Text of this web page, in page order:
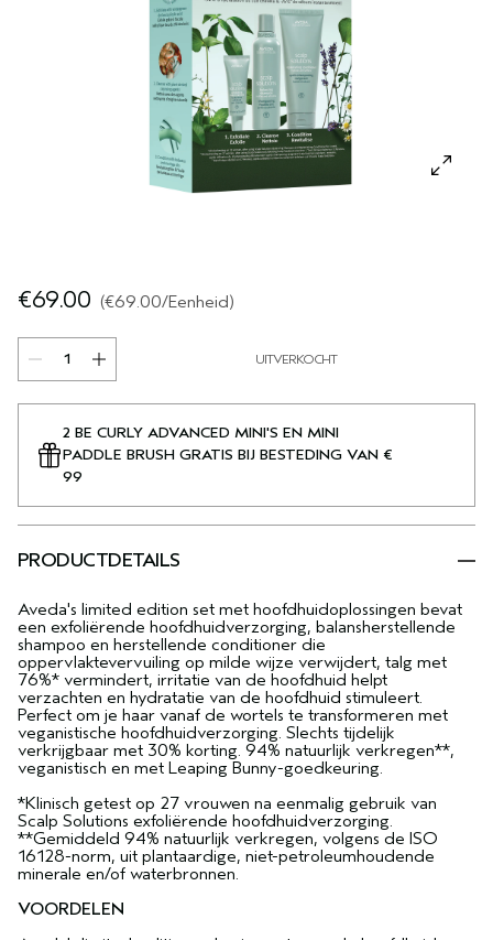
GEVOELIGE HOOFDHUID
PURE ABUNDANCE
ALLE COLLECTIES
€69.00 €69.00/Eenheid
UITVERKOCHT
2 BE CURLY ADVANCED MINI'S EN MINI
PADDLE BRUSH GRATIS BIJ BESTEDING VAN €
99
PRODUCTDETAILS
Aveda's limited edition set met hoofdhuidoplossingen bevat
een exfoliërende hoofdhuidverzorging, balansherstellende
shampoo en herstellende conditioner die
oppervlaktevervuiling op milde wijze verwijdert, talg met
76%* vermindert, irritatie van de hoofdhuid helpt
verzachten en hydratatie van de hoofdhuid stimuleert.
Perfect om je haar vanaf de wortels te transformeren met
veganistische hoofdhuidverzorging. Slechts tijdelijk
verkrijgbaar met 30% korting. 94% natuurlijk verkregen**,
veganistisch en met Leaping Bunny-goedkeuring.
*Klinisch getest op 27 vrouwen na eenmalig gebruik van
Scalp Solutions exfoliërende hoofdhuidverzorging.
**Gemiddeld 94% natuurlijk verkregen, volgens de ISO
16128-norm, uit plantaardige, niet-petroleumhoudende
minerale en/of waterbronnen.
VOORDELEN